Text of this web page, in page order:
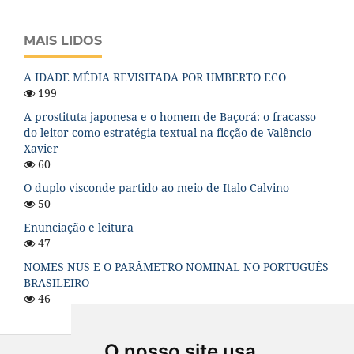
MAIS LIDOS
A IDADE MÉDIA REVISITADA POR UMBERTO ECO
199
A prostituta japonesa e o homem de Baçorá: o fracasso
do leitor como estratégia textual na ficção de Valêncio
Xavier
60
O duplo visconde partido ao meio de Italo Calvino
50
Enunciação e leitura
47
NOMES NUS E O PARÂMETRO NOMINAL NO PORTUGUÊS
BRASILEIRO
46